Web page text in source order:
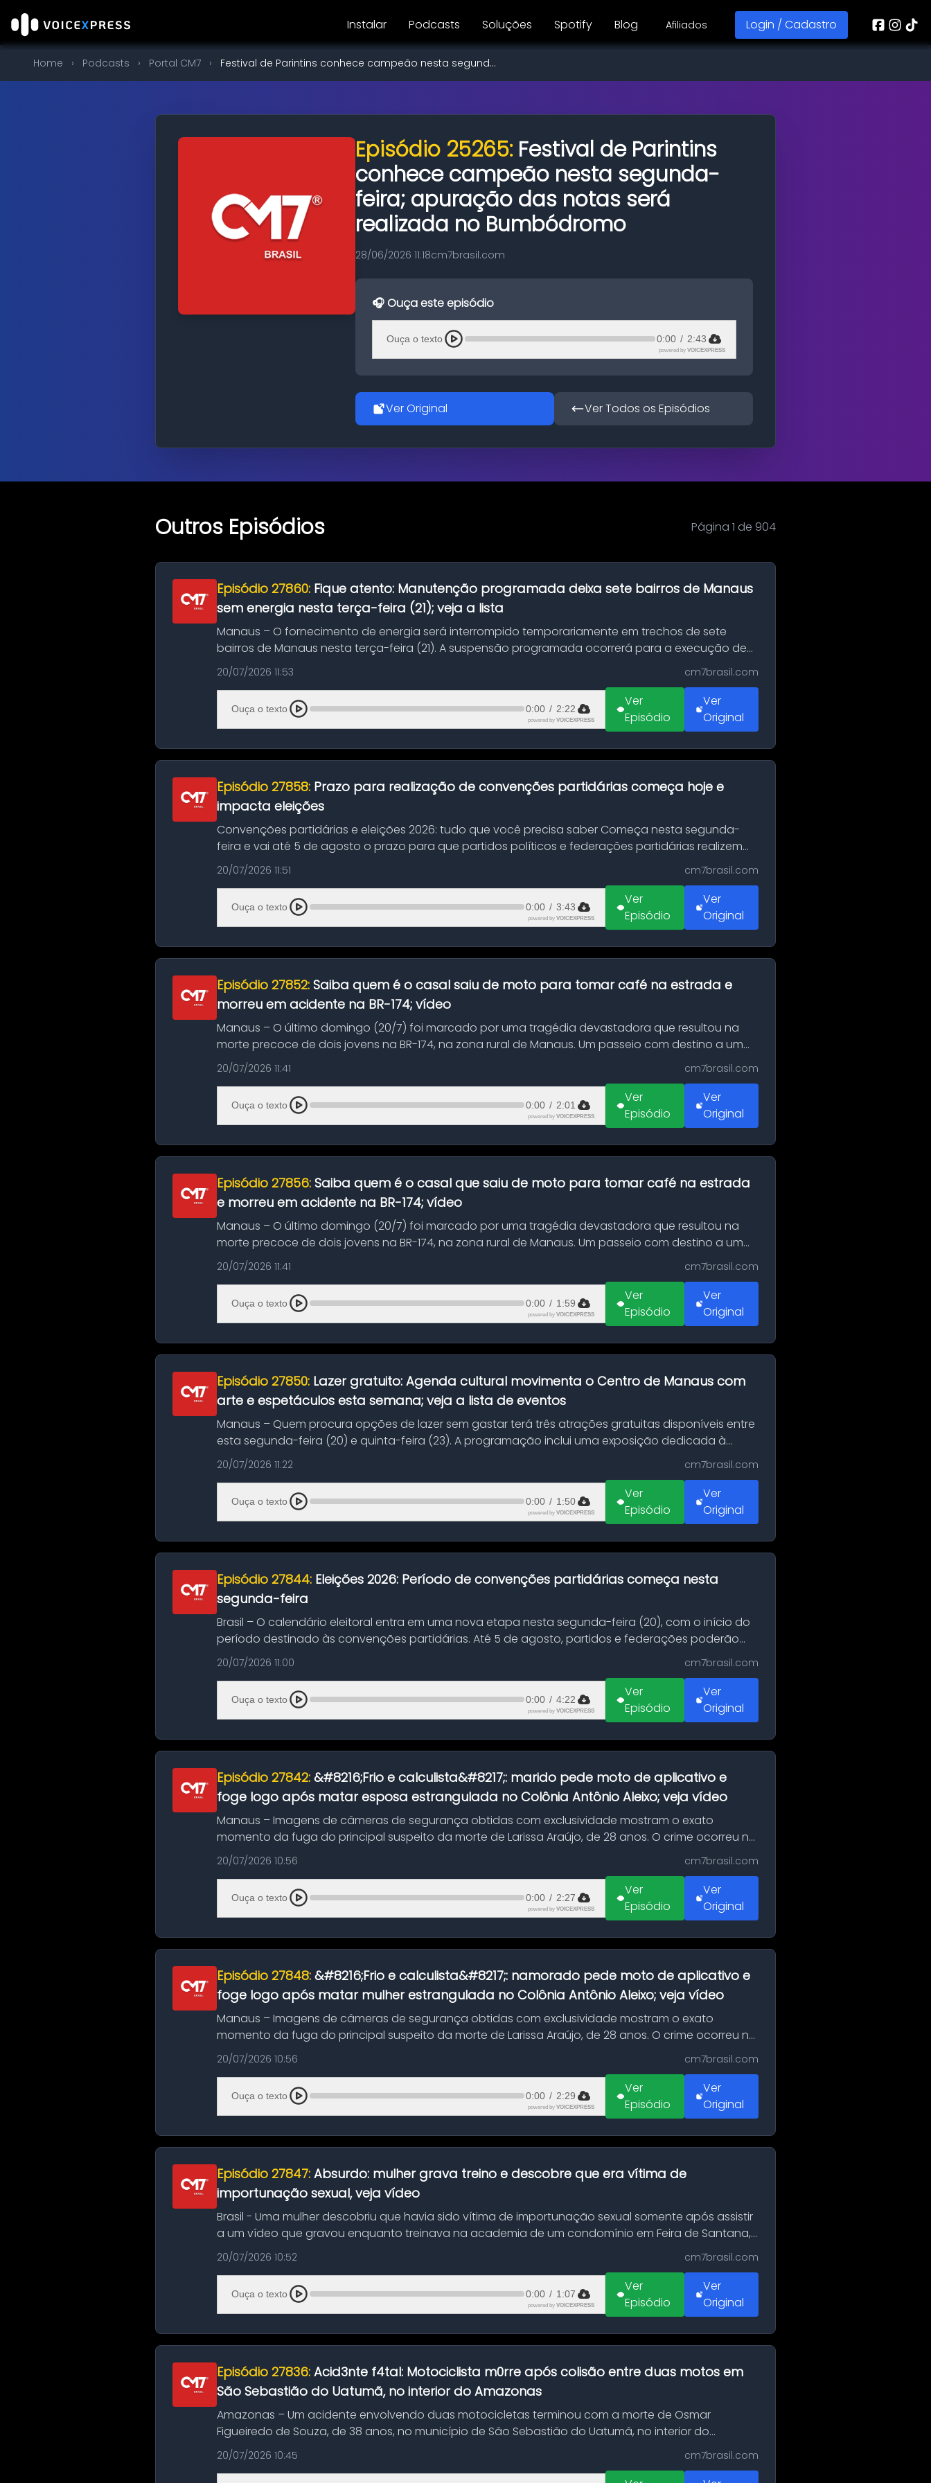
Instalar Podcasts Soluções Spotify Blog Afiliados Login / Cadastro
Home › Podcasts › Portal CM7 › Festival de Parintins conhece campeão nesta segund...
Episódio 25265: Festival de Parintins
conhece campeão nesta segunda-
feira; apuração das notas será
realizada no Bumbódromo
28/06/2026 11:18cm7brasil.com
🎧 Ouça este episódio
Ouça o texto 0:00 / 2:43
powered by VOICEXPRESS
Ver Original Ver Todos os Episódios
Outros Episódios Página 1 de 904
Episódio 27860: Fique atento: Manutenção programada deixa sete bairros de Manaus
sem energia nesta terça-feira (21); veja a lista
Manaus – O fornecimento de energia será interrompido temporariamente em trechos de sete
bairros de Manaus nesta terça-feira (21). A suspensão programada ocorrerá para a execução de
serviços de manuten...
20/07/2026 11:53 cm7brasil.com
Ouça o texto 0:00 / 2:22
powered by VOICEXPRESS
Ver
Episódio
Ver
Original
Episódio 27858: Prazo para realização de convenções partidárias começa hoje e
impacta eleições
Convenções partidárias e eleições 2026: tudo que você precisa saber Começa nesta segunda-
feira e vai até 5 de agosto o prazo para que partidos políticos e federações partidárias realizem
suas convençõ...
20/07/2026 11:51 cm7brasil.com
Ouça o texto 0:00 / 3:43
powered by VOICEXPRESS
Ver
Episódio
Ver
Original
Episódio 27852: Saiba quem é o casal saiu de moto para tomar café na estrada e
morreu em acidente na BR-174; vídeo
Manaus – O último domingo (20/7) foi marcado por uma tragédia devastadora que resultou na
morte precoce de dois jovens na BR-174, na zona rural de Manaus. Um passeio com destino a um
típico café regio...
20/07/2026 11:41 cm7brasil.com
Ouça o texto 0:00 / 2:01
powered by VOICEXPRESS
Ver
Episódio
Ver
Original
Episódio 27856: Saiba quem é o casal que saiu de moto para tomar café na estrada
e morreu em acidente na BR-174; vídeo
Manaus – O último domingo (20/7) foi marcado por uma tragédia devastadora que resultou na
morte precoce de dois jovens na BR-174, na zona rural de Manaus. Um passeio com destino a um
típico café regio...
20/07/2026 11:41 cm7brasil.com
Ouça o texto 0:00 / 1:59
powered by VOICEXPRESS
Ver
Episódio
Ver
Original
Episódio 27850: Lazer gratuito: Agenda cultural movimenta o Centro de Manaus com
arte e espetáculos esta semana; veja a lista de eventos
Manaus – Quem procura opções de lazer sem gastar terá três atrações gratuitas disponíveis entre
esta segunda-feira (20) e quinta-feira (23). A programação inclui uma exposição dedicada à
história das ...
20/07/2026 11:22 cm7brasil.com
Ouça o texto 0:00 / 1:50
powered by VOICEXPRESS
Ver
Episódio
Ver
Original
Episódio 27844: Eleições 2026: Período de convenções partidárias começa nesta
segunda-feira
Brasil – O calendário eleitoral entra em uma nova etapa nesta segunda-feira (20), com o início do
período destinado às convenções partidárias. Até 5 de agosto, partidos e federações poderão
oficializa...
20/07/2026 11:00 cm7brasil.com
Ouça o texto 0:00 / 4:22
powered by VOICEXPRESS
Ver
Episódio
Ver
Original
Episódio 27842: &#8216;Frio e calculista&#8217;: marido pede moto de aplicativo e
foge logo após matar esposa estrangulada no Colônia Antônio Aleixo; veja vídeo
Manaus – Imagens de câmeras de segurança obtidas com exclusividade mostram o exato
momento da fuga do principal suspeito da morte de Larissa Araújo, de 28 anos. O crime ocorreu na
noite deste último d...
20/07/2026 10:56 cm7brasil.com
Ouça o texto 0:00 / 2:27
powered by VOICEXPRESS
Ver
Episódio
Ver
Original
Episódio 27848: &#8216;Frio e calculista&#8217;: namorado pede moto de aplicativo e
foge logo após matar mulher estrangulada no Colônia Antônio Aleixo; veja vídeo
Manaus – Imagens de câmeras de segurança obtidas com exclusividade mostram o exato
momento da fuga do principal suspeito da morte de Larissa Araújo, de 28 anos. O crime ocorreu na
noite deste último d...
20/07/2026 10:56 cm7brasil.com
Ouça o texto 0:00 / 2:29
powered by VOICEXPRESS
Ver
Episódio
Ver
Original
Episódio 27847: Absurdo: mulher grava treino e descobre que era vítima de
importunação sexual, veja vídeo
Brasil - Uma mulher descobriu que havia sido vítima de importunação sexual somente após assistir
a um vídeo que gravou enquanto treinava na academia de um condomínio em Feira de Santana,
na Bahia. O c...
20/07/2026 10:52 cm7brasil.com
Ouça o texto 0:00 / 1:07
powered by VOICEXPRESS
Ver
Episódio
Ver
Original
Episódio 27836: Acid3nte f4tal: Motociclista m0rre após colisão entre duas motos em
São Sebastião do Uatumã, no interior do Amazonas
Amazonas – Um acidente envolvendo duas motocicletas terminou com a morte de Osmar
Figueiredo de Souza, de 38 anos, no município de São Sebastião do Uatumã, no interior do
Amazonas. A colisão ocorreu n...
20/07/2026 10:45 cm7brasil.com